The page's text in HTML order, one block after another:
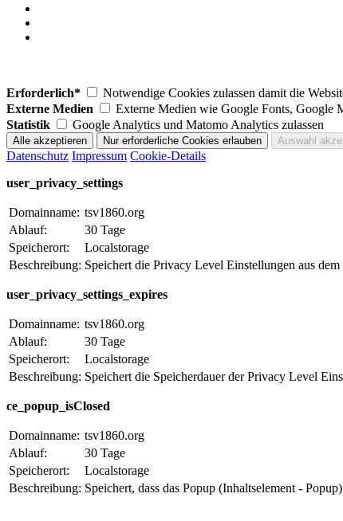
Erforderlich*
Notwendige Cookies zulassen damit die
Externe Medien
Externe Medien wie Google Fonts, Google
Statistik
Google Analytics und Matomo Analytics zulassen
Datenschutz Impressum Cookie-Details
user_privacy_settings
Domainname: tsv1860.org
Ablauf:
30 Tage
Speicherort:
Localstorage
Beschreibung: Speichert die Privacy Level Einstellungen aus
user_privacy_settings_expires
Domainname: tsv1860.org
Ablauf:
30 Tage
Speicherort:
Localstorage
Beschreibung: Speichert die Speicherdauer der Privacy Level
ce_popup_isClosed
Domainname: tsv1860.org
Ablauf:
30 Tage
Speicherort:
Localstorage
Beschreibung: Speichert, dass das Popup (Inhaltselement -